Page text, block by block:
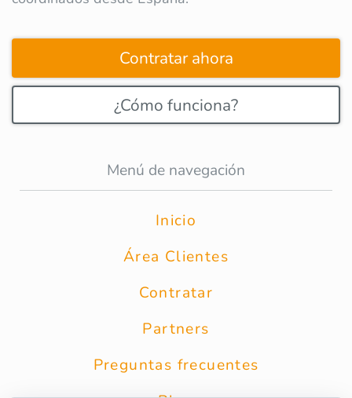
Contratar ahora
¿Cómo funciona?
Menú de navegación
Inicio
Área Clientes
Contratar
Partners
Preguntas frecuentes